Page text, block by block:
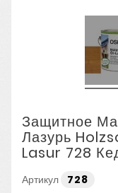
Защитное
Лазурь
Lasur 728
Артикул 728